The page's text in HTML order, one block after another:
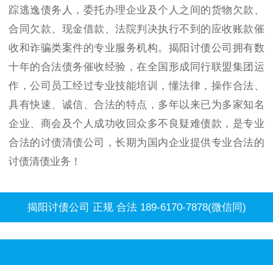
踪逃逸债务人，委托办理企业及个人之间的货物欠款、
合同欠款、现金借款、法院判决执行不到的应收账款催
收和诈骗类案件的专业服务机构。揭阳讨债公司拥有数
十年的合法债务催收经验，在全国形成同行联盟集团运
作，公司员工经过专业技能培训，懂法律，操作合法、
具有快速、诚信、合法的特点，多年以来已为多家知名
企业、商会及个人成功收回众多不良疑难债款，是专业
合法的讨债清债公司，长期为国内企业提供专业合法的
讨债清债业务！
揭阳讨债公司 正规 合法 189-6170-7878(微信同)